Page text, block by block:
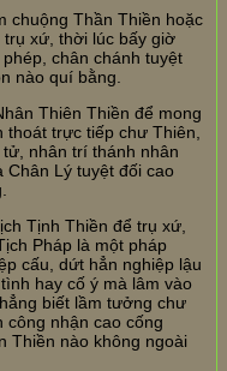
chuộng Thần Thiền hoặc
xứ, thời lúc bấy giờ
chân chánh tuyệt
nào quí bằng.
Thiên Thiền để mong
trực tiếp chư Thiên,
nhân trí thánh nhân
Chân Lý tuyệt đối cao
Tịnh Thiền để trụ xứ,
Pháp là một pháp
cấu, dứt hẳn nghiệp lậu
hay cố ý mà lâm vào
biết lầm tưởng chư
công nhận cao cống
Thiền nào không ngoài